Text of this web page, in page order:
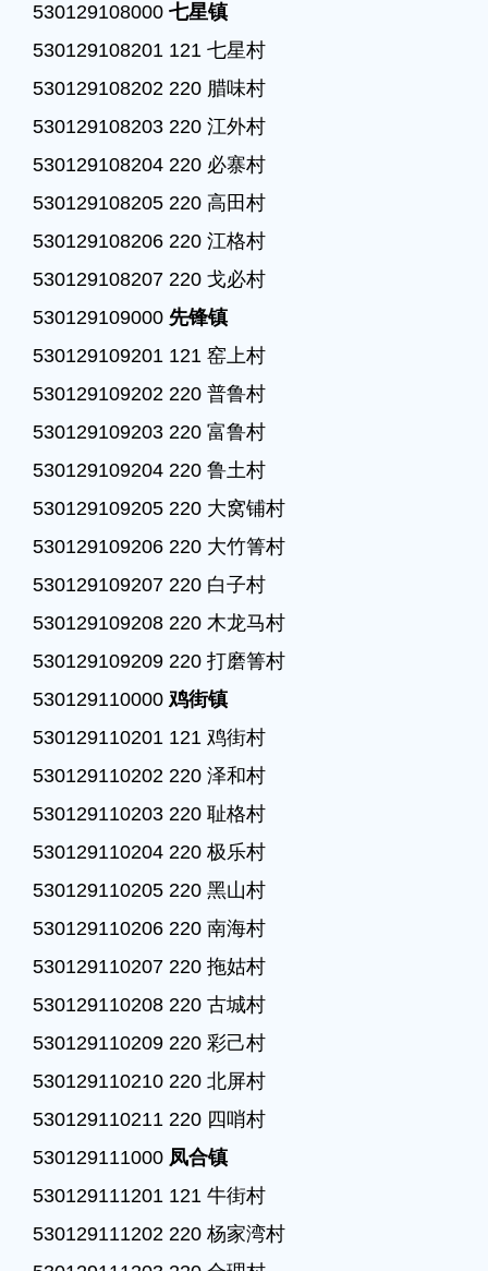
530129108000 七星镇
530129108201 121 七星村
530129108202 220 腊味村
530129108203 220 江外村
530129108204 220 必寨村
530129108205 220 高田村
530129108206 220 江格村
530129108207 220 戈必村
530129109000 先锋镇
530129109201 121 窑上村
530129109202 220 普鲁村
530129109203 220 富鲁村
530129109204 220 鲁土村
530129109205 220 大窝铺村
530129109206 220 大竹箐村
530129109207 220 白子村
530129109208 220 木龙马村
530129109209 220 打磨箐村
530129110000 鸡街镇
530129110201 121 鸡街村
530129110202 220 泽和村
530129110203 220 耻格村
530129110204 220 极乐村
530129110205 220 黑山村
530129110206 220 南海村
530129110207 220 拖姑村
530129110208 220 古城村
530129110209 220 彩己村
530129110210 220 北屏村
530129110211 220 四哨村
530129111000 凤合镇
530129111201 121 牛街村
530129111202 220 杨家湾村